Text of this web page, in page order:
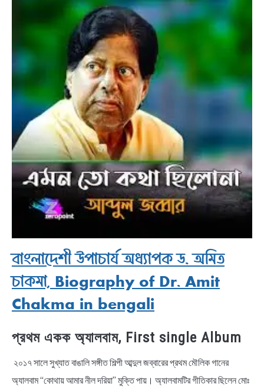
বাংলাদেশী উপাচার্য অধ্যাপক ড. অমিত
চাকমা, Biography of Dr. Amit
Chakma in bengali
প্রথম একক অ্যালবাম, First single Album
২০১৭ সালে সুখ্যাত বাঙালি সঙ্গীত শিল্পী আব্দুল জব্বারের প্রথম মৌলিক গানের
অ্যালবাম “কোথায় আমার নীল দরিয়া” মুক্তি পায়। অ্যালবামটির গীতিকার ছিলেন মোঃ